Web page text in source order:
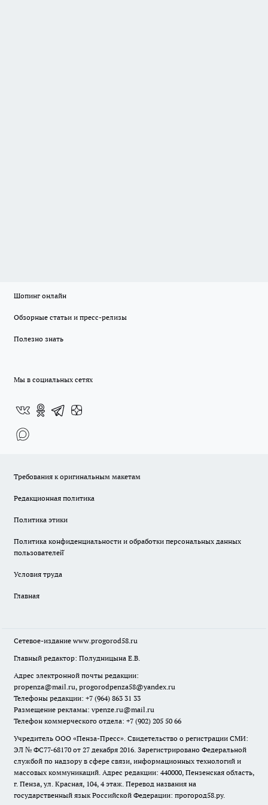
Шопинг онлайн
Обзорные статьи и пресс-релизы
Полезно знать
Мы в социальных сетях
Требования к оригинальным макетам
Редакционная политика
Политика этики
Политика конфиденциальности и обработки персональных данных
пользователей̆
Условия труда
Главная
Сетевое-издание www.progorod58.ru
Главный редактор: Полудницына Е.В.
Адрес электронной почты редакции:
propenza@mail.ru, progorodpenza58@yandex.ru
Телефоны редакции: +7 (964) 863 31 33
Размещение рекламы: vpenze.ru@mail.ru
Телефон коммерческого отдела: +7 (902) 205 50 66
Учредитель ООО «Пенза-Пресс». Свидетельство о регистрации СМИ:
ЭЛ № ФС77-68170 от 27 декабря 2016. Зарегистрировано Федеральной
службой по надзору в сфере связи, информационных технологий и
массовых коммуникаций. Адрес редакции: 440000, Пензенская область,
г. Пенза, ул. Красная, 104, 4 этаж. Перевод названия на
государственный язык Российской Федерации: прогород58.ру.